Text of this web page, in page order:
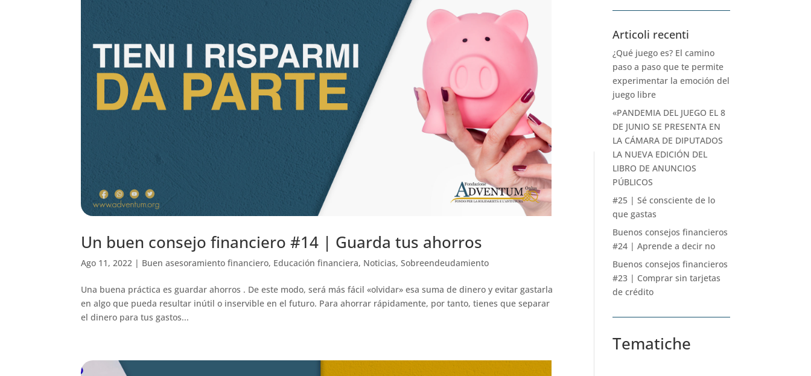
Un buen consejo financiero #14 | Guarda tus ahorros
Ago 11, 2022 | Buen asesoramiento financiero, Educación financiera, Noticias,Sobreendeudamiento
Una buena práctica es guardar ahorros . De este modo, será más fácil «olvidar» esa suma de dinero y evitar gastarla
en algo que pueda resultar inútil o inservible en el futuro. Para ahorrar rápidamente, por tanto, tienes que separar
el dinero para tus gastos...
Articoli recenti
¿Qué juego es? El camino
paso a paso que te permite
experimentar la emoción del
juego libre
«PANDEMIA DEL JUEGO EL 8
DE JUNIO SE PRESENTA EN
LA CÁMARA DE DIPUTADOS
LA NUEVA EDICIÓN DEL
LIBRO DE ANUNCIOS
PÚBLICOS
#25 | Sé consciente de lo
que gastas
Buenos consejos financieros
#24 | Aprende a decir no
Buenos consejos financieros
#23 | Comprar sin tarjetas
de crédito
Tematiche